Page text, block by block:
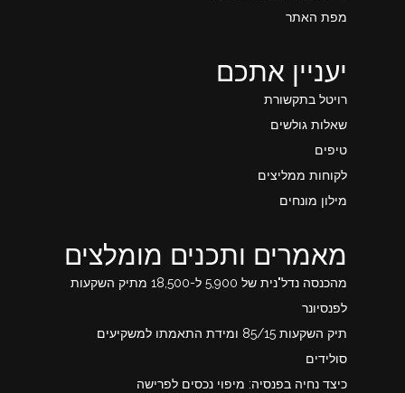
מפת האתר
יעניין אתכם
רויטל בתקשורת
שאלות גולשים
טיפים
לקוחות ממליצים
מילון מונחים
מאמרים ותכנים מומלצים
מהכנסה נדל"נית של 5,900 ל-18,500 מתיק השקעות
לפנסיונר
תיק השקעות 85/15 ומידת התאמתו למשקיעים
סולידים
כיצד נחיה בפנסיה: מיפוי נכסים לפרישה